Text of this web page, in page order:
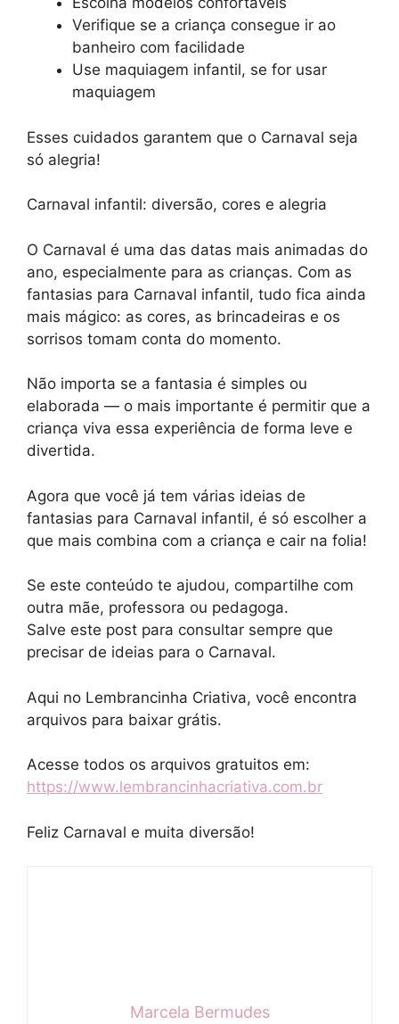
Verifique se a criança consegue ir ao
banheiro com facilidade
Use maquiagem infantil, se for usar
maquiagem
Esses cuidados garantem que o Carnaval seja
só alegria!
Carnaval infantil: diversão, cores e alegria
O Carnaval é uma das datas mais animadas do
ano, especialmente para as crianças. Com as
fantasias para Carnaval infantil, tudo fica ainda
mais mágico: as cores, as brincadeiras e os
sorrisos tomam conta do momento.
Não importa se a fantasia é simples ou
elaborada — o mais importante é permitir que a
criança viva essa experiência de forma leve e
divertida.
Agora que você já tem várias ideias de
fantasias para Carnaval infantil, é só escolher a
que mais combina com a criança e cair na folia!
Se este conteúdo te ajudou, compartilhe com
outra mãe, professora ou pedagoga.
Salve este post para consultar sempre que
precisar de ideias para o Carnaval.
Aqui no Lembrancinha Criativa, você encontra
arquivos para baixar grátis.
Acesse todos os arquivos gratuitos em:
https://www.lembrancinhacriativa.com.br
Feliz Carnaval e muita diversão!
Marcela Bermudes